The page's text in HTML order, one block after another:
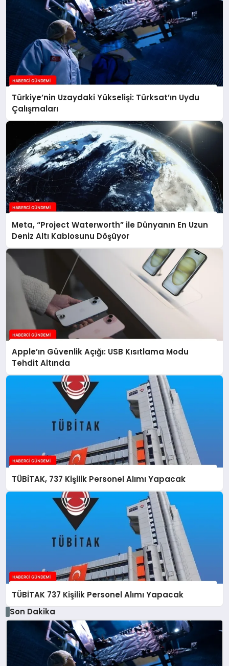
Türkiye’nin Uzaydaki Yükselişi: Türksat’ın Uydu
Çalışmaları
Meta, “Project Waterworth” ile Dünyanın En Uzun
Deniz Altı Kablosunu Döşüyor
Apple’ın Güvenlik Açığı: USB Kısıtlama Modu
Tehdit Altında
TÜBİTAK, 737 Kişilik Personel Alımı Yapacak
TÜBİTAK 737 Kişilik Personel Alımı Yapacak
Son Dakika